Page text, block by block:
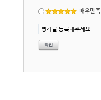
매우만족